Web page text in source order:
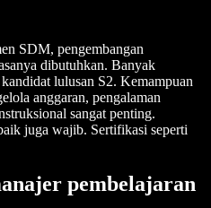
SDM, pengembangan
dibutuhkan. Banyak
lulusan S2. Kemampuan
anggaran, pengalaman
sangat penting.
juga wajib. Sertifikasi seperti
pembelajaran